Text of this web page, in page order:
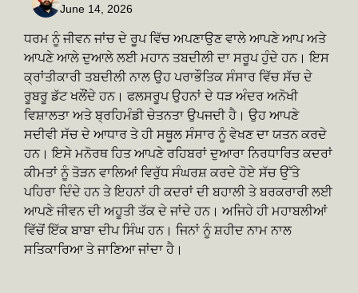
by
June 14, 2026
ਧਰਮ ਨੂੰ ਜੀਵਨ ਜਾਂਚ ਦੇ ਰੂਪ ਵਿੱਚ ਅਪਣਾਉਣ ਵਾਲੇ ਆਪਣੇ ਆਪ ਅਤੇ
ਆਪਣੇ ਆਲੇ ਦੁਆਲੇ ਲਈ ਮਹਾਨ ਤਬਦੀਲੀ ਦਾ ਸਰੂਪ ਹੁੰਦੇ ਹਨ। ਇਸ
ਕ੍ਰਾਂਤੀਕਾਰੀ ਤਬਦੀਲੀ ਨਾਲ ਉਹ ਪਰਾਭੌਤਿਕ ਸੰਸਾਰ ਵਿੱਚ ਸੱਚ ਦੇ
ਰੂਬਰੂ ਡੱਟ ਖਲੌਂਦੇ ਹਨ। ਫਲਸਰੂਪ ਉਹਨਾਂ ਦੇ ਧੜ ਅੰਦਰ ਅਨੋਖੀ
ਵਿਸ਼ਾਲਤਾ ਅਤੇ ਬ੍ਰਹਿਮੰਡੀ ਚੇਤਨਤਾ ਉਪਜਦੀ ਹੈ। ਉਹ ਆਪਣੇ
ਸਦੀਵੀ ਸੱਚ ਦੇ ਆਧਾਰ ਤੇ ਹੀ ਸਥੂਲ ਸੰਸਾਰ ਨੂੰ ਵੇਖਣ ਦਾ ਯਤਨ ਕਰਦੇ
ਹਨ। ਇਸੇ ਮਨੋਰਥ ਹਿਤ ਆਪਣੇ ਰਹਿਬਰਾਂ ਦੁਆਰਾ ਨਿਰਧਾਰਿਤ ਕਦਰਾਂ
ਕੀਮਤਾਂ ਨੂੰ ਤੋੜਨ ਵਾਲਿਆਂ ਵਿਰੁੱਧ ਸੰਘਰਸ਼ ਕਰਦੇ ਹੋਏ ਸੱਚ ਉੱਤੇ
ਪਹਿਰਾ ਦਿੰਦੇ ਹਨ ਤੇ ਇਹਨਾਂ ਹੀ ਕਦਰਾਂ ਦੀ ਬਹਾਲੀ ਤੇ ਬਰਕਰਾਰੀ ਲਈ
ਆਪਣੇ ਜੀਵਨ ਦੀ ਅਹੂਤੀ ਤੱਕ ਦੇ ਜਾਂਦੇ ਹਨ। ਅਜਿਹੇ ਹੀ ਮਹਾਬਲੀਆਂ
ਵਿੱਚੋਂ ਇੱਕ ਬਾਬਾ ਦੀਪ ਸਿੰਘ ਹਨ। ਜਿਨਾਂ ਨੂੰ ਸ਼ਹੀਦ ਨਾਮ ਨਾਲ
ਸਤਿਕਾਰਿਆ ਤੇ ਜਾਣਿਆ ਜਾਂਦਾ ਹੈ।